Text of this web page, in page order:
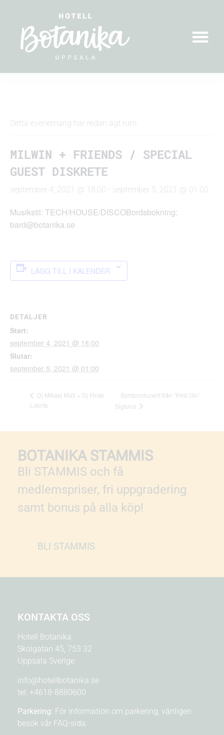
Detta evenemang har redan ägt rum.
MILWIN + FRIENDS / SPECIAL
GUEST DISKRETE
september 4, 2021 @ 18:00 - september 5, 2021 @ 01:00
Musikstil: TECH/HOUSE/DISCOBordsbokning:
bard@botanika.se
LÄGG TILL I KALENDER
DETALJER
Start:
september 4, 2021 @ 18:00
Slutar:
september 5, 2021 @ 01:00
Dj Mikael Mali + Dj Finsk
Lakrits
Spritproducent från ”First Gin”
Sigtuna
BOTANIKA STAMMIS
Bli STAMMIS och få
medlemspriser, fri uppgradering
samt bonus på alla köp!
BLI STAMMIS
KONTAKTA OSS
Hotell Botanika
Skolgatan 45, 753 32
Uppsala Sverige
info@hotellbotanika.se
tel: +4618-8880600
Parkering: För information om parkering, vänligen
besök vår FAQ-sida.